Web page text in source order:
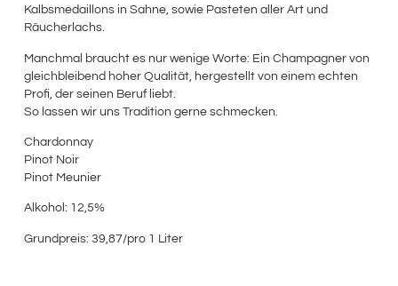
Kalbsmedaillons in Sahne, sowie Pasteten aller Art und
Räucherlachs.
Manchmal braucht es nur wenige Worte: Ein Champagner von
gleichbleibend hoher Qualität, hergestellt von einem echten
Profi, der seinen Beruf liebt.
So lassen wir uns Tradition gerne schmecken.
Chardonnay
Pinot Noir
Pinot Meunier
Alkohol: 12,5%
Grundpreis: 39,87/pro 1 Liter